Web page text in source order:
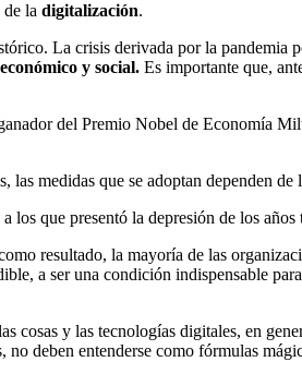
de la digitalización.
La crisis derivada por la pandemia
y social. Es importante que,
del Premio Nobel de Economía
medidas que se adoptan dependen de
los que presentó la depresión de los años
resultado, la mayoría de las
a ser una condición indispensable
y las tecnologías digitales, en
deben entenderse como fórmulas